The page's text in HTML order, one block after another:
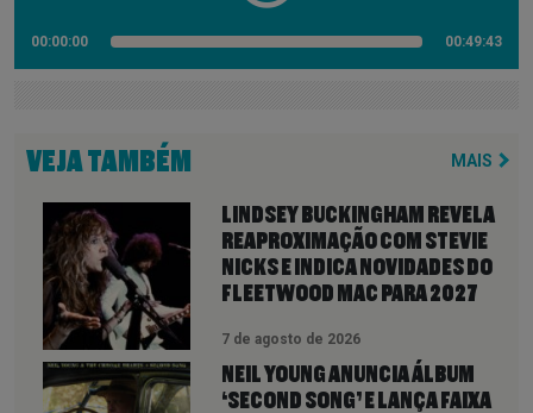
00:00:00 00:49:43
VEJA TAMBÉM MAIS
LINDSEY BUCKINGHAM REVELA
REAPROXIMAÇÃO COM STEVIE
NICKS E INDICA NOVIDADES DO
FLEETWOOD MAC PARA 2027
7 de agosto de 2026
NEIL YOUNG ANUNCIA ÁLBUM
‘SECOND SONG’ E LANÇA FAIXA